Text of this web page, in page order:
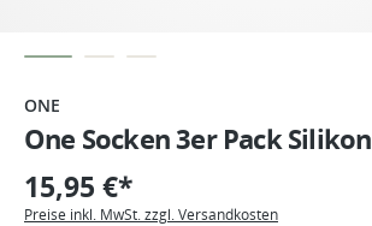
ONE
One Socken 3er Pack Silikon
15,95 €*
Preise inkl. MwSt. zzgl. Versandkosten